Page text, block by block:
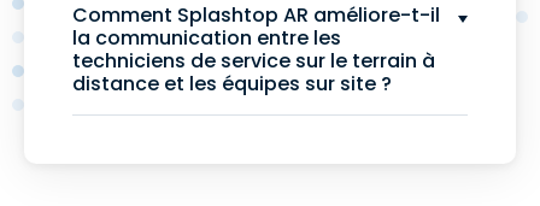
Comment Splashtop AR améliore-t-il
la communication entre les
techniciens de service sur le terrain à
distance et les équipes sur site ?